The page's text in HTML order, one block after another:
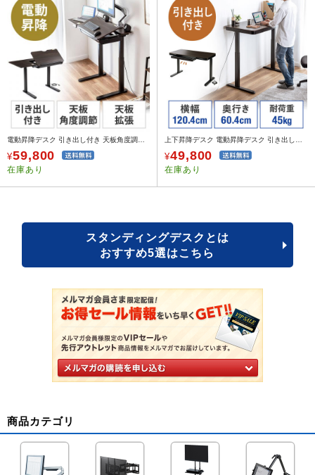
¥59,800
在庫あり
¥49,800
在庫あり
スタンディングデスクとは
おすすめ5選はこちら
商品カテゴリ